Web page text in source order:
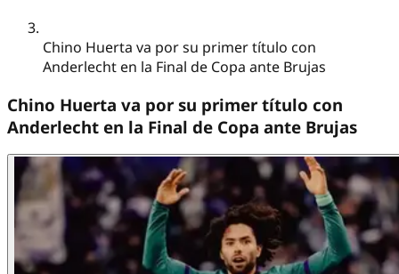
Chino Huerta va por su primer título con
Anderlecht en la Final de Copa ante Brujas
Chino Huerta va por su primer título con
Anderlecht en la Final de Copa ante Brujas